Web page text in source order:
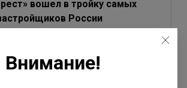
вошел в тройку самых
России
Внимание!